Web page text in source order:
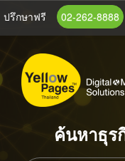
ข้าม
เนื้อหา
หลัก
ปรึกษาฟรี 02-262-8888
ค้นหาธุร